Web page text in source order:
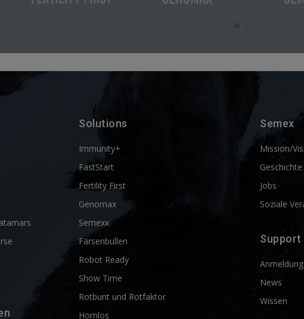
Solutions
Immunity+
FastStart
Fertility First
Genomax
Semexx
Färsenbullen
Robot Ready
Show Time
Rotbunt und Rotfaktor
Hornlos
Semex
Mission/
Geschichte
Jobs
Soziale
Support
News
Wissen